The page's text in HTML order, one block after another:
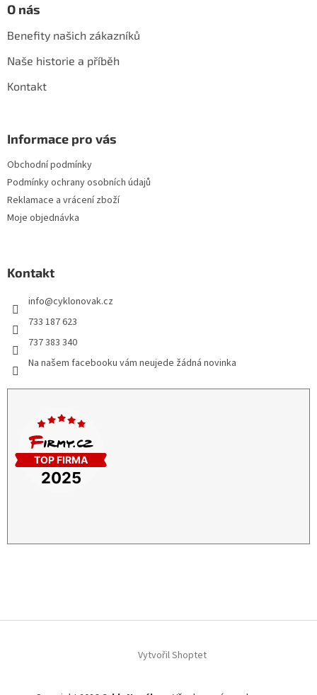
O nás
Benefity našich zákazníků
Naše historie a příběh
Kontakt
Informace pro vás
Obchodní podmínky
Podmínky ochrany osobních údajů
Reklamace a vrácení zboží
Moje objednávka
Kontakt
info@cyklonovak.cz
733 187 623
737 383 340
Na našem facebooku vám neujede žádná novinka
Vytvořil Shoptet